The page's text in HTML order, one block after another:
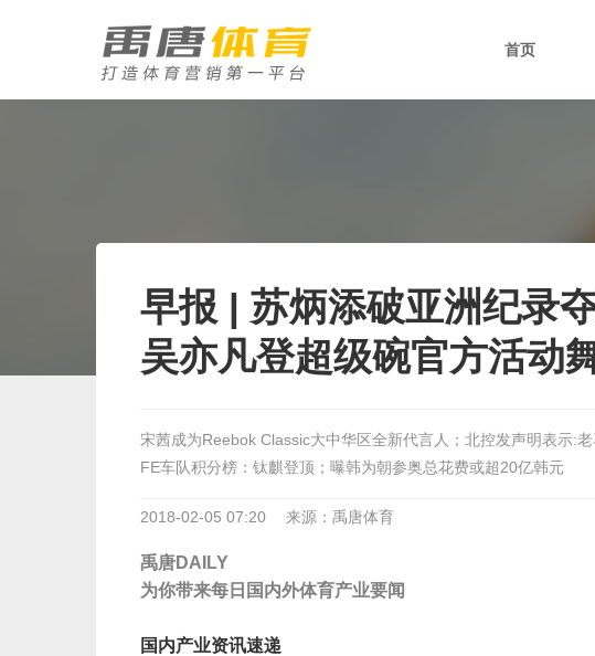
首页
早报 | 苏炳添破亚洲纪录
吴亦凡登超级碗官方活动
宋茜成为Reebok Classic大中华区全新代言人；北控发声明表示:
FE车队积分榜：钛麒登顶；曝韩为朝参奥总花费或超20亿韩元
2018-02-05 07:20 来源：禹唐体育
禹唐DAILY
为你带来每日国内外体育产业要闻
国内产业资讯速递